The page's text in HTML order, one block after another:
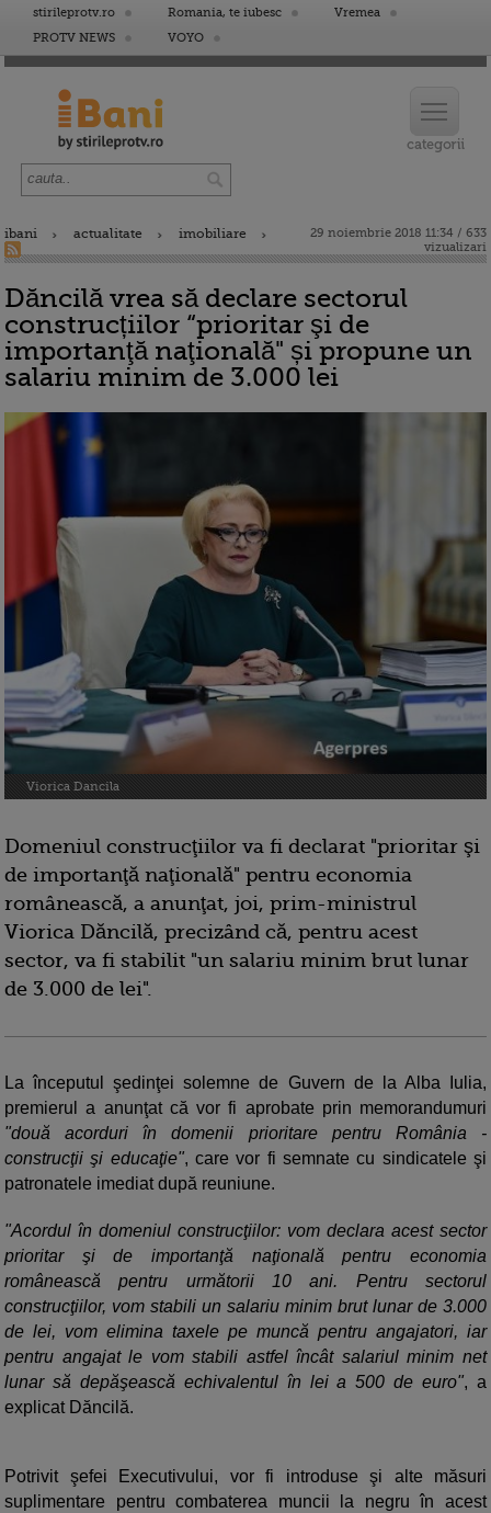
stirileprotv.ro Romania, te iubesc
Vremea
PROTV NEWS
VOYO
ibani actualitate imobiliare
29 noiembrie 2018 11:34 / 633
vizualizari
Dăncilă vrea să declare sectorul
construcțiilor “prioritar şi de
importanţă naţională" și propune un
salariu minim de 3.000 lei
Viorica Dancila
Domeniul construcţiilor va fi declarat "prioritar şi
de importanţă naţională" pentru economia
românească, a anunţat, joi, prim-ministrul
Viorica Dăncilă, precizând că, pentru acest
sector, va fi stabilit "un salariu minim brut lunar
de 3.000 de lei".
La începutul şedinţei solemne de Guvern de la Alba Iulia,
premierul a anunţat că vor fi aprobate prin memorandumuri
"două acorduri în domenii prioritare pentru România -
construcţii şi educaţie", care vor fi semnate cu sindicatele şi
patronatele imediat după reuniune.
"Acordul în domeniul construcţiilor: vom declara acest sector
prioritar şi de importanţă naţională pentru economia
românească pentru următorii 10 ani. Pentru sectorul
construcţiilor, vom stabili un salariu minim brut lunar de 3.000
de lei, vom elimina taxele pe muncă pentru angajatori, iar
pentru angajat le vom stabili astfel încât salariul minim net
lunar să depăşească echivalentul în lei a 500 de euro", a
explicat Dăncilă.
Potrivit şefei Executivului, vor fi introduse şi alte măsuri
suplimentare pentru combaterea muncii la negru în acest